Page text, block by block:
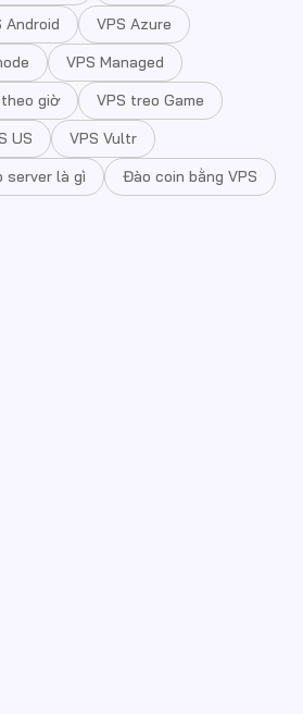
Android
VPS Azure
VPS Managed
giờ
VPS treo Game
US
VPS Vultr
server là gì Đào coin bằng VPS